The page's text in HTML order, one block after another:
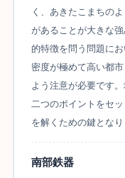
く、あきたこまちの
があることが大きな
的特徴を問う問題に
密度が極めて高い都
よう注意が必要です
二つのポイントをセ
を解くための鍵となり
南部鉄器